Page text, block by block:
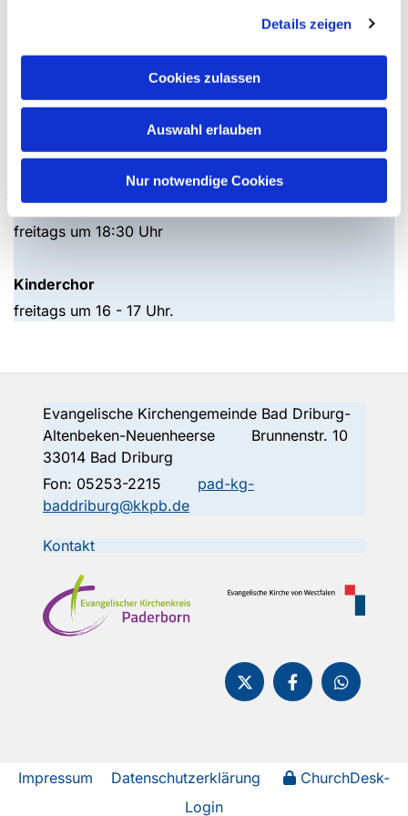
Details zeigen
Cookies zulassen
Auswahl erlauben
Nur notwendige Cookies
Das Angebot richtet sich an Kinder zwischen 5 und 11
Es treffen sich wöchentlich:
freitags um 18:30 Uhr
Kinderchor
freitags um 16 - 17 Uhr.
Evangelische Kirchengemeinde Bad Driburg-
Altenbeken-Neuenheerse Brunnenstr. 10
33014 Bad Driburg
Fon: 05253-2215
pad-kg-
baddriburg@kkpb.de
Kontakt
Impressum Datenschutzerklärung
ChurchDesk-
Login